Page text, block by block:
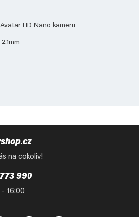
HD Nano kameru
na cokoliv!
990
16:00